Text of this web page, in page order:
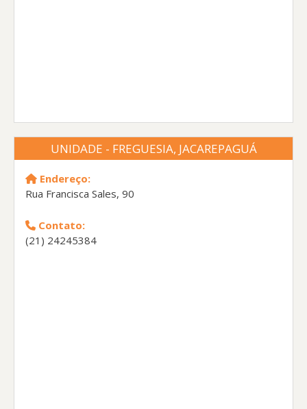
UNIDADE - FREGUESIA, JACAREPAGUÁ
Endereço:
Rua Francisca Sales, 90
Contato:
(21) 24245384